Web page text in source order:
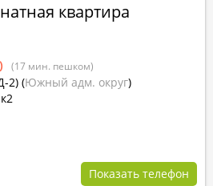
квартира
(17 мин. пешком)
2) (Южный адм. округ)
Показать телефон